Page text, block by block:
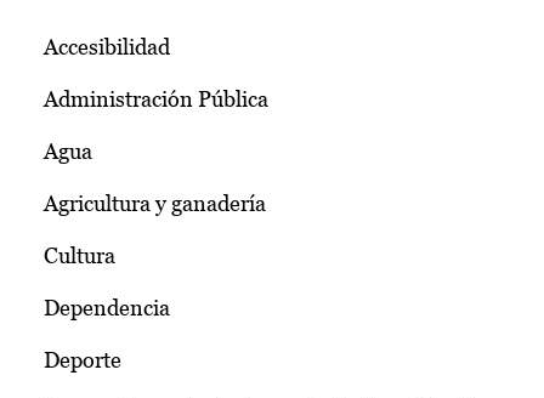
Accesibilidad
Administración Pública
Agua
Agricultura y ganadería
Cultura
Dependencia
Deporte